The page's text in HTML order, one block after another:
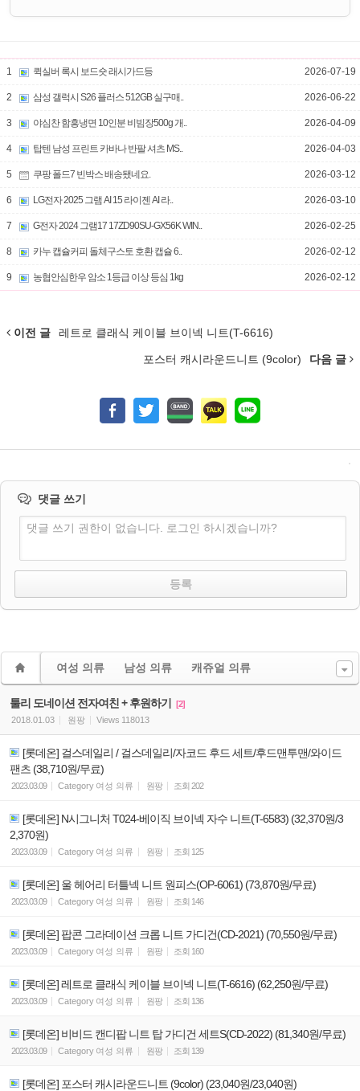
1 퀵실버 록시 보드숏 래시가드등 2026-07-19
2 삼성 갤럭시 S26 플러스 512GB 실구매.. 2026-06-22
3 야심찬 함흥냉면 10인분 비빔장500g 개.. 2026-04-09
4 탑텐 남성 프린트 카바나 반팔 셔츠 MS.. 2026-04-03
5 쿠팡 폴드7 빈박스 배송됐네요. 2026-03-12
6 LG전자 2025 그램 AI 15 라이젠 AI 라.. 2026-03-10
7 G전자 2024 그램17 17ZD90SU-GX56K WIN.. 2026-02-25
8 카누 캡슐커피 돌체구스토 호환 캡슐 6.. 2026-02-12
9 농협안심한우 암소 1등급 이상 등심 1kg 2026-02-12
이전 글 레트로 클래식 케이블 브이넥 니트(T-6616)
포스터 캐시라운드니트 (9color) 다음 글
댓글 쓰기
댓글 쓰기 권한이 없습니다. 로그인 하시겠습니까?
여성 의류 남성 의류 캐쥬얼 의류
툴리 도네이션 전자여친 + 후원하기
[2]
2018.01.03
원팡 Views 118013
[롯데온] 걸스데일리 / 걸스데일리/자코드 후드 세트/후드맨투맨/와이드
팬츠 (38,710원/무료)
2023.03.09 Category 여성 의류 원팡 조회 202
[롯데온] N시그니처 T024-베이직 브이넥 자수 니트(T-6583) (32,370원/3
2,370원)
2023.03.09 Category 여성 의류 원팡 조회 125
[롯데온] 울 헤어리 터틀넥 니트 원피스(OP-6061) (73,870원/무료)
2023.03.09 Category 여성 의류 원팡 조회 146
[롯데온] 팝콘 그라데이션 크롭 니트 가디건(CD-2021) (70,550원/무료)
2023.03.09 Category 여성 의류 원팡 조회 160
[롯데온] 레트로 클래식 케이블 브이넥 니트(T-6616) (62,250원/무료)
2023.03.09 Category 여성 의류 원팡 조회 136
[롯데온] 비비드 캔디팝 니트 탑 가디건 세트S(CD-2022) (81,340원/무료)
2023.03.09 Category 여성 의류 원팡 조회 139
[롯데온] 포스터 캐시라운드니트 (9color) (23,040원/23,040원)